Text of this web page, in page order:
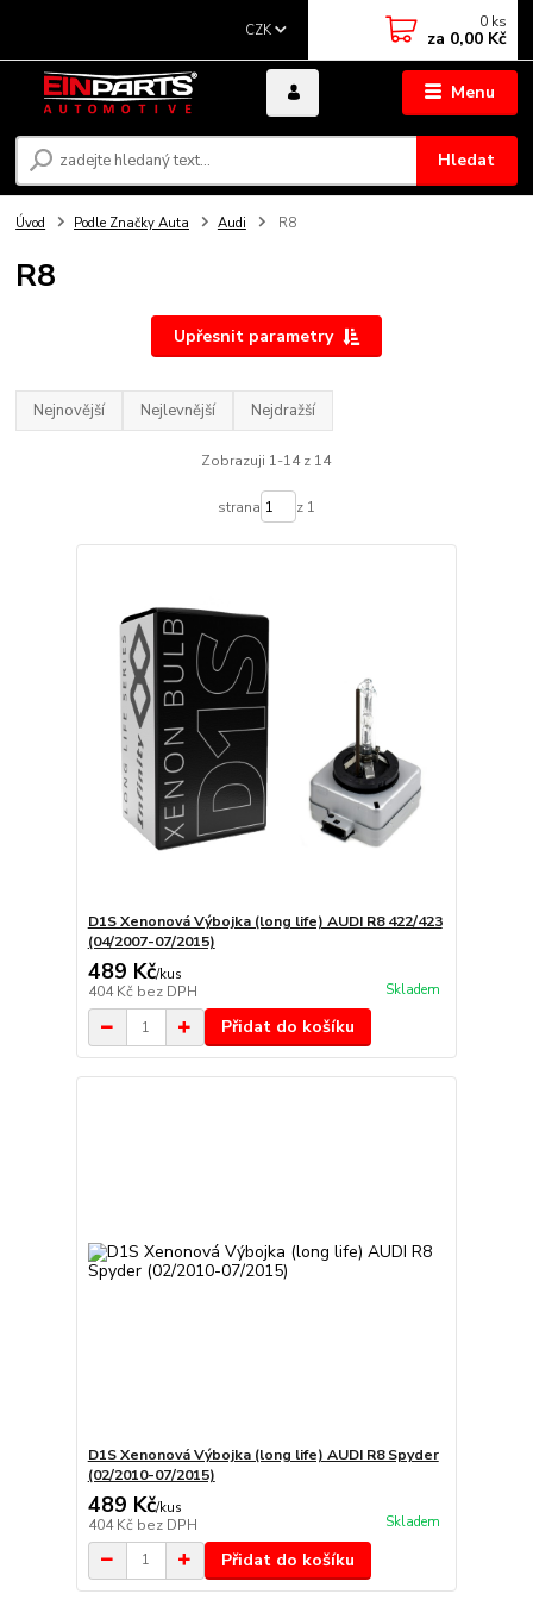
Menu
CZK
Hledat
0 ks
za 0,00 Kč
Úvod Podle Značky Auta Audi R8
R8
Upřesnit parametry
Nejnovější Nejlevnější Nejdražší
Zobrazuji 1-14 z 14
strana z 1
D1S Xenonová Výbojka (long life) AUDI R8 422/423
(04/2007-07/2015)
489 Kč/kus
404 Kč bez DPH Skladem
Přidat do košíku
D1S Xenonová Výbojka (long life) AUDI R8 Spyder
(02/2010-07/2015)
489 Kč/kus
404 Kč bez DPH Skladem
Přidat do košíku